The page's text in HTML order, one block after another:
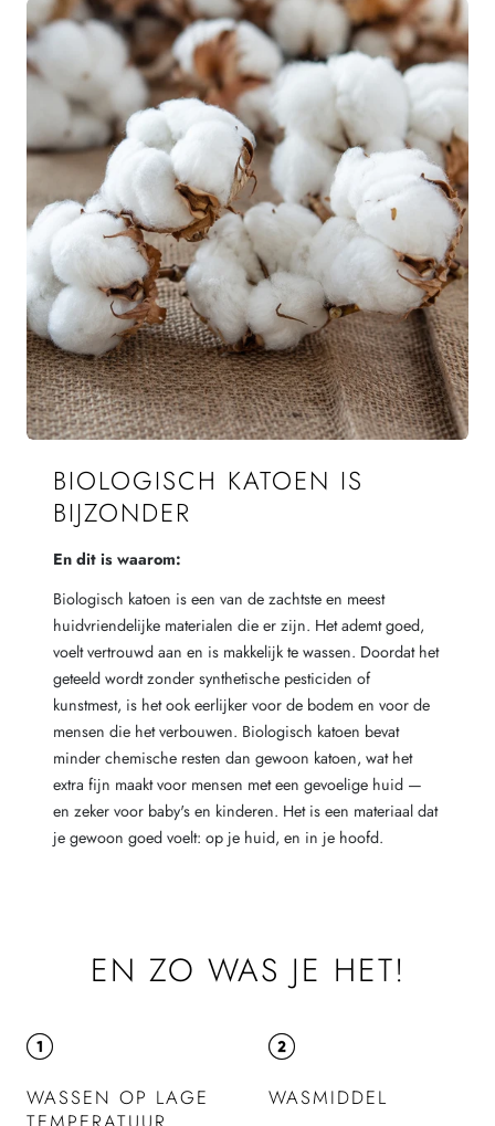
BIOLOGISCH KATOEN IS
BIJZONDER
En dit is waarom:
Biologisch katoen is een van de zachtste en meest
huidvriendelijke materialen die er zijn. Het ademt goed,
voelt vertrouwd aan en is makkelijk te wassen. Doordat het
geteeld wordt zonder synthetische pesticiden of
kunstmest, is het ook eerlijker voor de bodem en voor de
mensen die het verbouwen. Biologisch katoen bevat
minder chemische resten dan gewoon katoen, wat het
extra fijn maakt voor mensen met een gevoelige huid —
en zeker voor baby's en kinderen. Het is een materiaal dat
je gewoon goed voelt: op je huid, en in je hoofd.
EN ZO WAS JE HET!
WASSEN OP LAGE
WASMIDDEL